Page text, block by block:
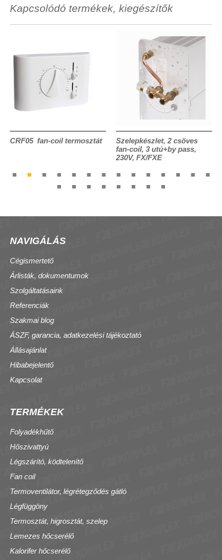
Kapcsolódó termékek, kiegészítők
CRF05 fan-coil termosztát
Szelepkészlet, 2 csöves
fan-coil, 3 utú+by pass,
230V, FX/FXE
NAVIGÁLÁS
Cégismertető
Árlisták, dokumentumok
Szolgáltatásaink
Referenciák
Szakmai blog
ÁSZF, garancia, adatkezelési tájékoztató
Állásajánlat
Hibabejelentő
Kapcsolat
TERMÉKEK
Folyadékhűtő
Hőszivattyú
Légszárító, ködtelenítő
Fan coil
Termoventilátor, légrétegződés gátló
Légfüggöny
Termosztát, higrosztát, szelep
Lemezes hőcserélő
Kalorifer hőcserélő